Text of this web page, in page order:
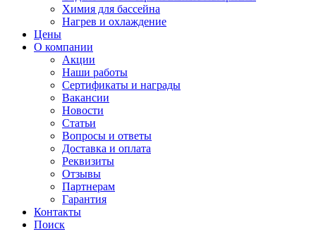
Химия для бассейна
Нагрев и охлаждение
Цены
О компании
Акции
Наши работы
Сертификаты и награды
Вакансии
Новости
Статьи
Вопросы и ответы
Доставка и оплата
Реквизиты
Отзывы
Партнерам
Гарантия
Контакты
Поиск